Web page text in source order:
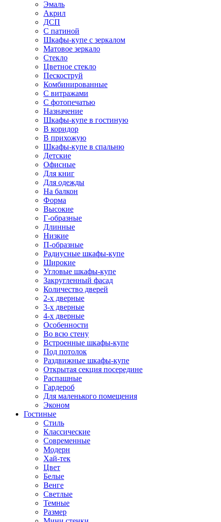
Эмаль
Акрил
ДСП
С патиной
Шкафы-купе с зеркалом
Матовое зеркало
Стекло
Цветное стекло
Пескоструй
Комбинированные
С витражами
С фотопечатью
Назначение
Шкафы-купе в гостиную
В коридор
В прихожую
Шкафы-купе в спальню
Детские
Офисные
Для книг
Для одежды
На балкон
Форма
Высокие
Г-образные
Длинные
Низкие
П-образные
Радиусные шкафы-купе
Широкие
Угловые шкафы-купе
Закругленный фасад
Количество дверей
2-х дверные
3-х дверные
4-х дверные
Особенности
Во всю стену
Встроенные шкафы-купе
Под потолок
Раздвижные шкафы-купе
Открытая секция посередине
Распашные
Гардероб
Для маленького помещения
Эконом
Гостиные
Стиль
Классические
Современные
Модерн
Хай-тек
Цвет
Белые
Венге
Светлые
Темные
Размер